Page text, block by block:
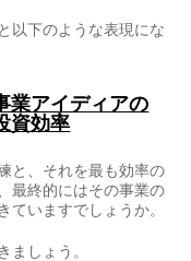
以下のような表現にな
アイディアの
資効率
と、それを最も効率の
最終的にはその事業の
ていますでしょうか。
ましょう。